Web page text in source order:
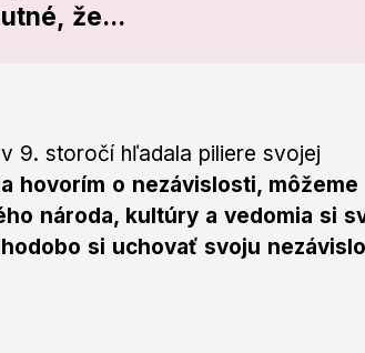
že...
9. storočí hľadala piliere svojej
hovorím o nezávislosti, môžeme
národa, kultúry a vedomia si
si uchovať svoju